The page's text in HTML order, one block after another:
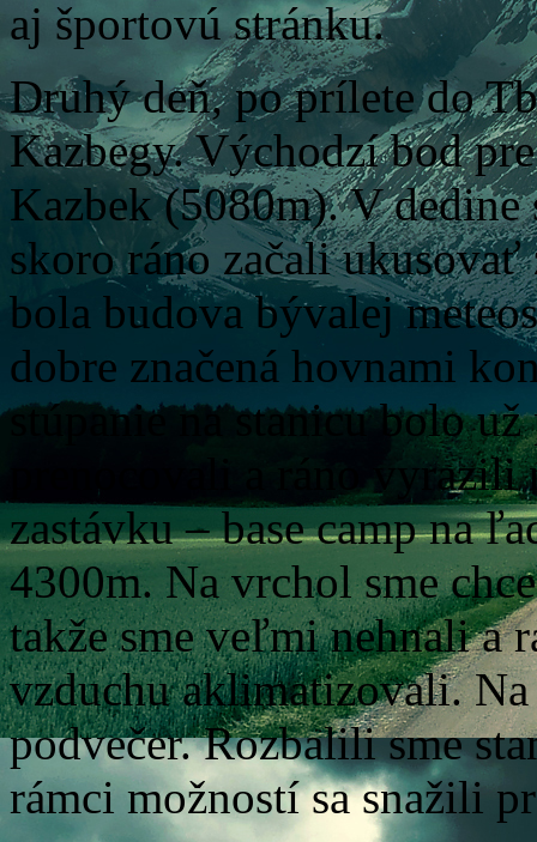
aj športovú stránku.
Druhý deň, po prílete do
Kazbegy. Východzí bod
Kazbek (5080m). V
skoro ráno začali
bola budova bývalej
dobre značená hovnami
stúpanie na stanicu bolo
prenocovali a ráno
zastávku – base camp na
4300m. Na vrchol sme
takže sme veľmi nehnali a
vzduchu aklimatizovali.
podvečer. Rozbalili sme
rámci možností sa snažili